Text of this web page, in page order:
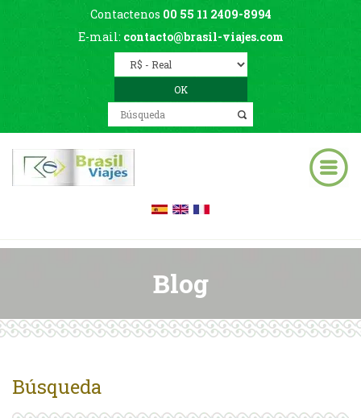
Contactenos 00 55 11 2409-8994
E-mail: contacto@brasil-viajes.com
Blog
Búsqueda